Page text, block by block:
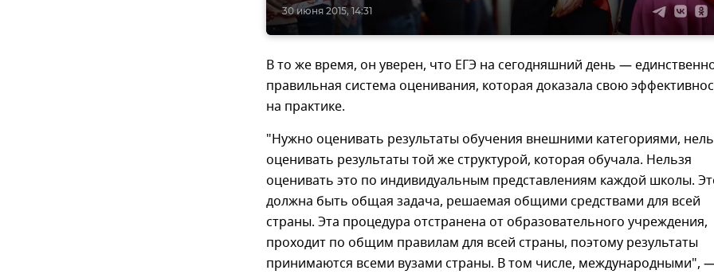
30 июня 2015, 14:31
В то же время, он уверен, что ЕГЭ на сегодняшний день —
правильная система оценивания, которая доказала свою
на практике.
"Нужно оценивать результаты обучения внешними категориями,
оценивать результаты той же структурой, которая обучала. Нельзя
оценивать это по индивидуальным представлениям каждой школы.
должна быть общая задача, решаемая общими средствами для всей
страны. Эта процедура отстранена от образовательного учреждения,
проходит по общим правилам для всей страны, поэтому результаты
принимаются всеми вузами страны. В том числе, международными",